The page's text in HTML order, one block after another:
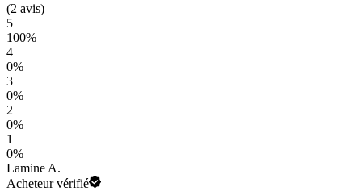
(2 avis)
5
100%
4
0%
3
0%
2
0%
1
0%
Lamine A.
Acheteur vérifié